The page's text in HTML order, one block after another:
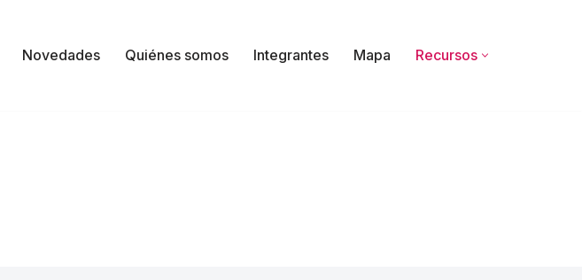
Novedades Quiénes somos Integrantes Mapa Recursos